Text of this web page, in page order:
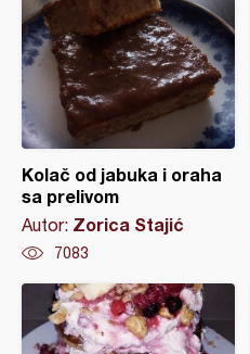
Kolač od jabuka i oraha
sa prelivom
Autor: Zorica Stajić
7083